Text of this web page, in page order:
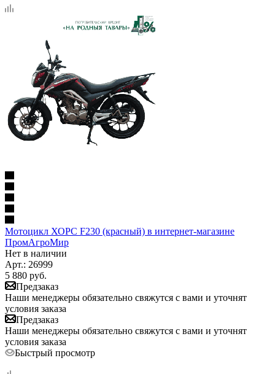
Мотоцикл ХОРС F230 (красный) в интернет-магазине
ПромАгроМир
Нет в наличии
Арт.: 26999
5 880 руб.
Предзаказ
Наши менеджеры обязательно свяжутся с вами и уточнят
условия заказа
Предзаказ
Наши менеджеры обязательно свяжутся с вами и уточнят
условия заказа
Быстрый просмотр